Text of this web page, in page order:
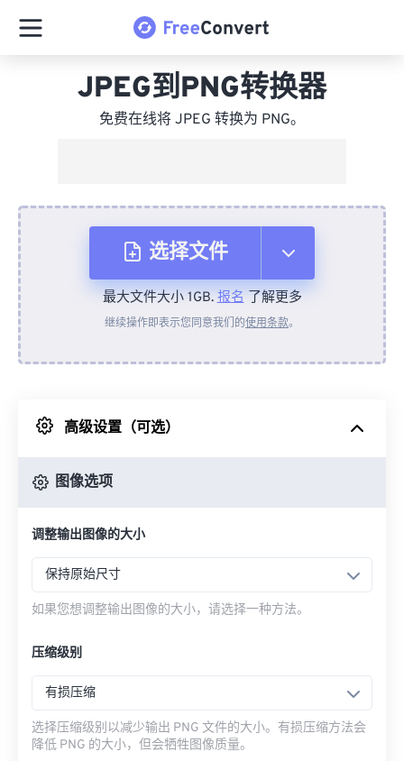
JPEG到PNG转换器
免费在线将 JPEG 转换为 PNG。
选择文件
从设备
来自 Google Drive
最大文件大小 1GB.报名了解更多
继续操作即表示您同意我们的使用条款。
高级设置（可选）
图像选项
调整输出图像的大小
保持原始尺寸
如果您想调整输出图像的大小，请选择一种方法。
压缩级别
有损压缩
选择压缩级别以减少输出 PNG 文件的大小。有损压缩方法会
降低 PNG 的大小，但会牺牲图像质量。